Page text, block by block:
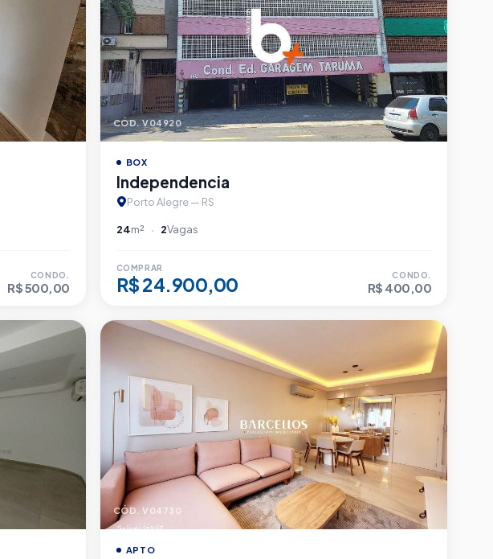
CONDO.
R$ 500,00
CÓD. V04920
BOX
Independencia
Porto Alegre — RS
24m² 2Vagas
COMPRAR
R$ 24.900,00 CONDO.
R$ 400,00
CÓD. V04730
APTO